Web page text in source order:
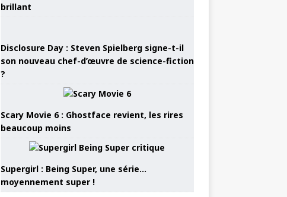
brillant
Disclosure Day : Steven Spielberg signe-t-il
son nouveau chef-d’œuvre de science-fiction
?
Scary Movie 6 : Ghostface revient, les rires
beaucoup moins
Supergirl : Being Super, une série…
moyennement super !